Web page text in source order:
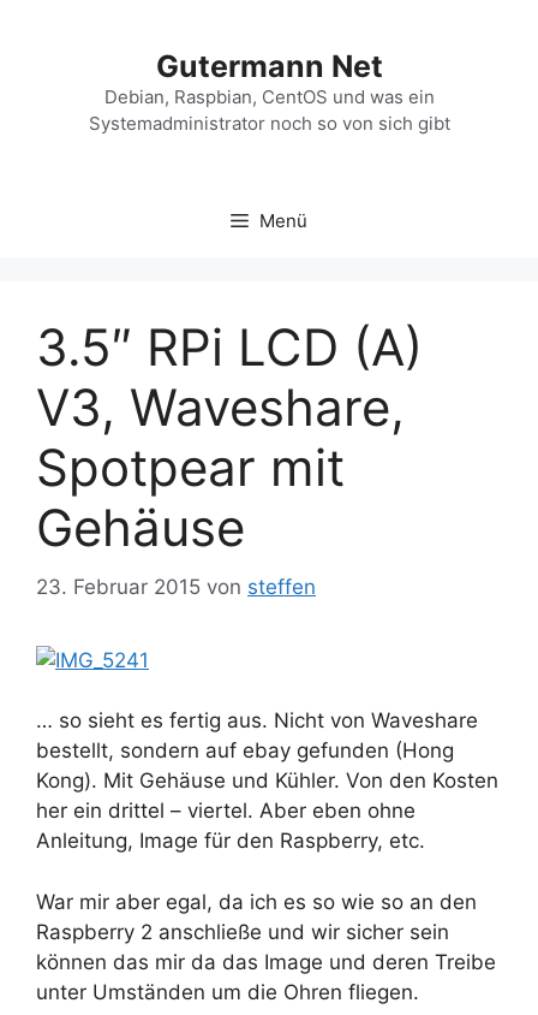
Gutermann Net
Debian, Raspbian, CentOS und was ein
Systemadministrator noch so von sich gibt
Menü
3.5″ RPi LCD (A)
V3, Waveshare,
Spotpear mit
Gehäuse
23. Februar 2015 von steffen
… so sieht es fertig aus. Nicht von Waveshare
bestellt, sondern auf ebay gefunden (Hong
Kong). Mit Gehäuse und Kühler. Von den Kosten
her ein drittel – viertel. Aber eben ohne
Anleitung, Image für den Raspberry, etc.
War mir aber egal, da ich es so wie so an den
Raspberry 2 anschließe und wir sicher sein
können das mir da das Image und deren Treibe
unter Umständen um die Ohren fliegen.